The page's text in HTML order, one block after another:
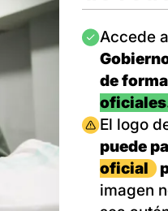
Imagen
Accede
de
Imagen
El logo
puede
oficial
imagen